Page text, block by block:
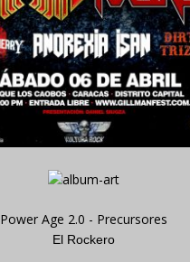
Power Age 2.0 - Precursores
El Rockero